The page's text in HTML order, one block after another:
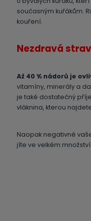
současným kuřákům.
kouření.
Nezdravá
Až 40 % nádorů je
vitamíny, minerály a
je také dostatečný
vláknina, kterou
Naopak negativně
jíte ve velkém množství.